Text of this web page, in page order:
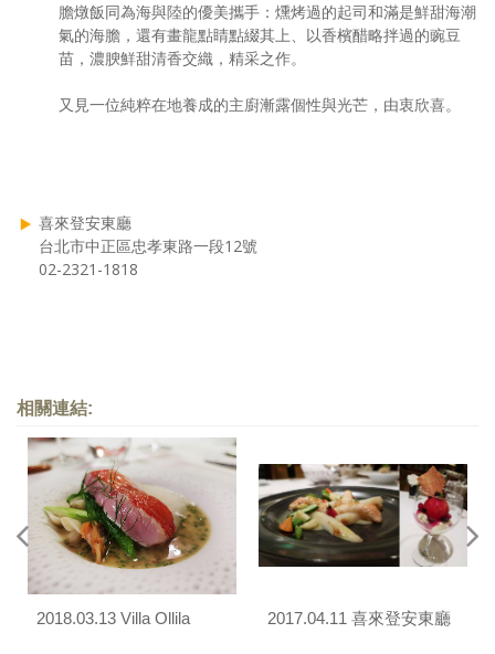
膽燉飯同為海與陸的優美攜手：燻烤過的起司和滿是鮮甜海潮
氣的海膽，還有畫龍點睛點綴其上、以香檳醋略拌過的豌豆
苗，濃腴鮮甜清香交織，精采之作。
又見一位純粹在地養成的主廚漸露個性與光芒，由衷欣喜。
喜來登安東廳
台北市中正區忠孝東路一段12號
02-2321-1818
相關連結:
2018.03.13 Villa Ollila 2017.04.11 喜來登安東廳